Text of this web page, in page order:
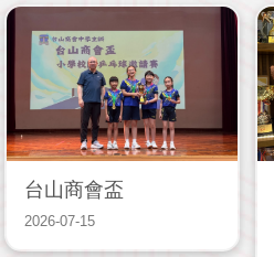
台山商會盃
2026-07-15